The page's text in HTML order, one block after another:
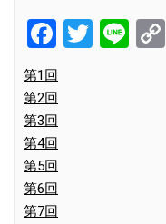
Facebook
Twitter
Line
第1回
第2回
第3回
第4回
第5回
第6回
第7回